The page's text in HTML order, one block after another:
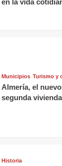
en la vida
Municipios Turismo y
Almería, el
segunda vivienda
Historia